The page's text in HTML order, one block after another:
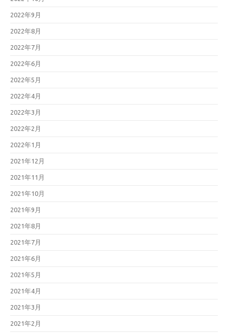
2022年9月
2022年8月
2022年7月
2022年6月
2022年5月
2022年4月
2022年3月
2022年2月
2022年1月
2021年12月
2021年11月
2021年10月
2021年9月
2021年8月
2021年7月
2021年6月
2021年5月
2021年4月
2021年3月
2021年2月